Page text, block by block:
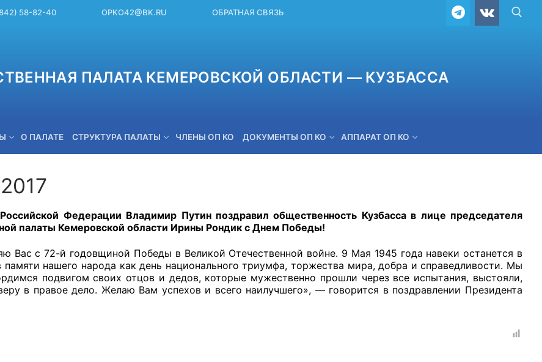
58-82-40 OPKO42@BK.RU ОБРАТНАЯ СВЯЗЬ
ПАЛАТА КЕМЕРОВСКОЙ ОБЛАСТИ — КУЗБАССА
О ПАЛАТЕ СТРУКТУРА ПАЛАТЫ ЧЛЕНЫ ОП КО ДОКУМЕНТЫ ОП КО АППАРАТ ОП КО
OPKO42@BK.RU ОБРАТНАЯ СВЯЗЬ
Федерации Владимир Путин поздравил общественность Кузбасса в лице председателя
палаты Кемеровской области Ирины Рондик с Днем Победы!
Вас с 72-й годовщиной Победы в Великой Отечественной войне. 9 Мая 1945 года навеки останется в
памяти нашего народа как день национального триумфа, торжества мира, добра и справедливости. Мы
подвигом своих отцов и дедов, которые мужественно прошли через все испытания, выстояли,
в правое дело. Желаю Вам успехов и всего наилучшего», — говорится в поздравлении Президента